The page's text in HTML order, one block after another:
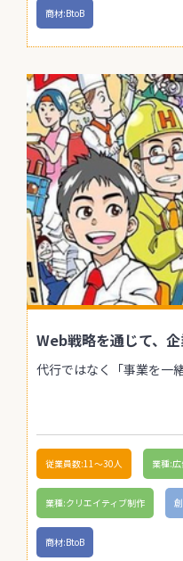
商材:BtoB
Web戦略を通じて、
代行ではなく「事業を一
従業員数:11〜30人 業種:
業種:クリエイティブ制作
商材:BtoB